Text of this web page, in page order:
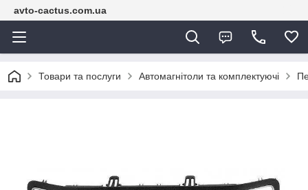
avto-cactus.com.ua
Товари та послуги Автомагнітоли та комплектуючі